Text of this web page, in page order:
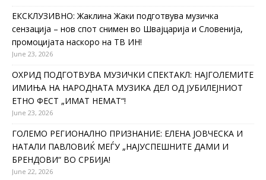
ЕКСКЛУЗИВНО: Жаклина Жаки подготвува музичка
сензација – нов спот снимен во Швајцарија и Словенија,
промоцијата наскоро на ТВ ИН!
June 23, 2026
ОХРИД ПОДГОТВУВА МУЗИЧКИ СПЕКТАКЛ: НАЈГОЛЕМИТЕ
ИМИЊА НА НАРОДНАТА МУЗИКА ДЕЛ ОД ЈУБИЛЕЈНИОТ
ЕТНО ФЕСТ „ИМАТ НЕМАТ“!
June 23, 2026
ГОЛЕМО РЕГИОНАЛНО ПРИЗНАНИЕ: ЕЛЕНА ЈОВЧЕСКА И
НАТАЛИ ПАВЛОВИЌ МЕЃУ „НАЈУСПЕШНИТЕ ДАМИ И
БРЕНДОВИ“ ВО СРБИЈА!
June 22, 2026